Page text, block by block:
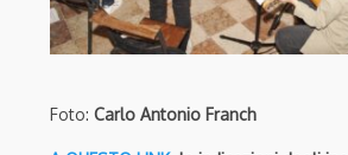
Foto: Carlo Antonio Franch